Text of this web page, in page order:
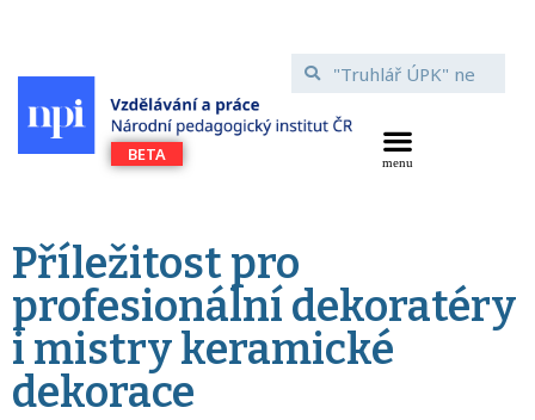
Příležitost pro
profesionální dekoratéry
i mistry keramické
dekorace